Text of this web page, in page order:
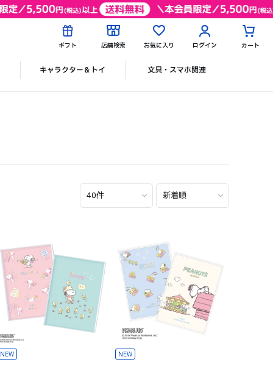
ギフト 店舗検索 お気に入り ログイン カート
キャラクター＆トイ 文具・スマホ関連
NEW NEW